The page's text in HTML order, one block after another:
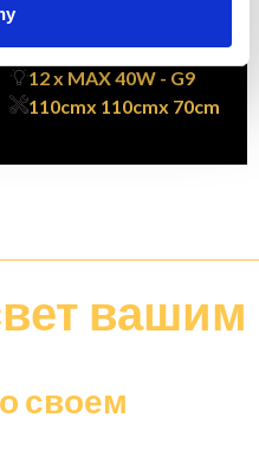
декоративно
е стекло
12 x MAX 40W - G9
110cmx 110cmx 70cm
вашим
своем